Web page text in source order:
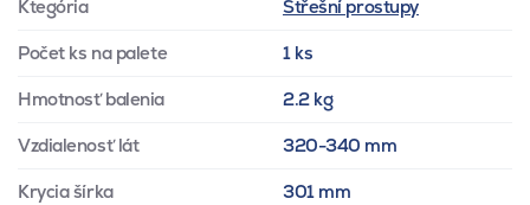
Ktegória Střešní prostupy
Počet ks na palete 1 ks
Hmotnosť balenia 2.2 kg
Vzdialenosť lát 320-340 mm
Krycia šírka 301 mm